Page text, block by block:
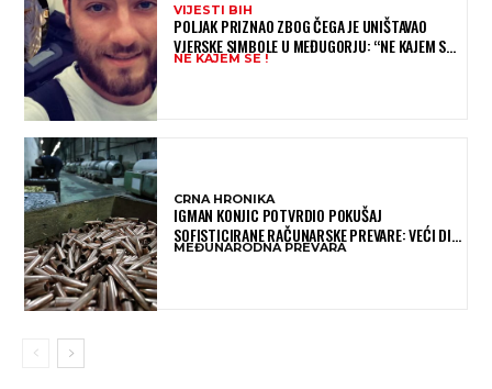
VIJESTI BIH
POLJAK PRIZNAO ZBOG ČEGA JE UNIŠTAVAO
VJERSKE SIMBOLE U MEĐUGORJU: “NE KAJEM SE I
PONOVIO BIH SVE”
NE KAJEM SE !
CRNA HRONIKA
IGMAN KONJIC POTVRDIO POKUŠAJ
SOFISTICIRANE RAČUNARSKE PREVARE: VEĆI DIO
NOVCA BLOKIRAN, OČEKUJE SE POVRAT
MEĐUNARODNA PREVARA